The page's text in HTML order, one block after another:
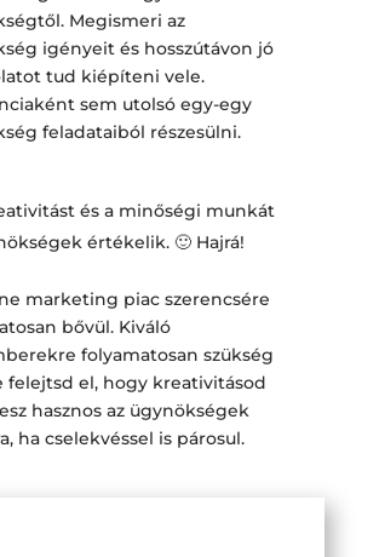
Megismeri az
igényeit és hosszútávon jó
tud kiépíteni vele.
sem utolsó egy-egy
feladataiból részesülni.
és a minőségi munkát
értékelik. 🙂 Hajrá!
marketing piac szerencsére
bővül. Kiváló
folyamatosan szükség
felejtsd el, hogy kreativitásod
hasznos az ügynökségek
ha cselekvéssel is párosul.